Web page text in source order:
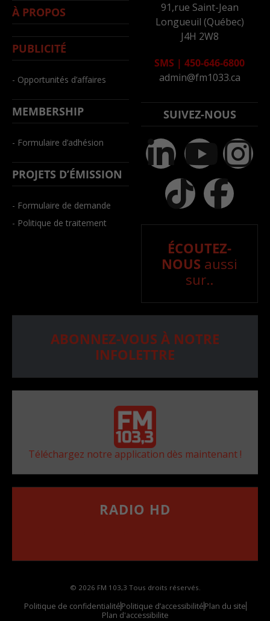
À PROPOS
PUBLICITÉ
- Opportunités d’affaires
MEMBERSHIP
- Formulaire d’adhésion
PROJETS D’ÉMISSION
- Formulaire de demande
- Politique de traitement
91,rue Saint-Jean
Longueuil (Québec)
J4H 2W8
SMS | 450-646-6800
admin@fm1033.ca
SUIVEZ-NOUS
ÉCOUTEZ-
NOUS aussi
sur..
ABONNEZ-VOUS À NOTRE
INFOLETTRE
Téléchargez notre application dès maintenant !
RADIO HD
© 2026 FM 103,3 Tous droits réservés.
Politique de confidentialitéPolitique d’accessibilitéPlan du site
Plan d'accessibilite